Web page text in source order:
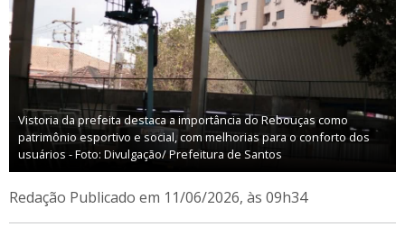
Vistoria da prefeita destaca a importância do Rebouças como
patrimônio esportivo e social, com melhorias para o conforto dos
usuários - Foto: Divulgação/ Prefeitura de Santos
Redação Publicado em 11/06/2026, às 09h34